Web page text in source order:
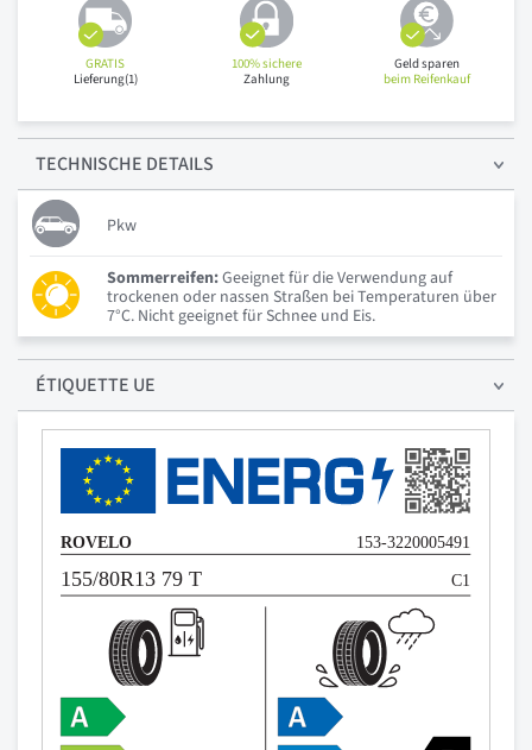
GRATIS
Lieferung(1)
100% sichere
Zahlung
Geld sparen
beim Reifenkauf
TECHNISCHE DETAILS
Pkw
Sommerreifen:Geeignet für die Verwendung auf
trockenen oder nassen Straßen bei Temperaturen über
7°C. Nicht geeignet für Schnee und Eis.
ÉTIQUETTE UE